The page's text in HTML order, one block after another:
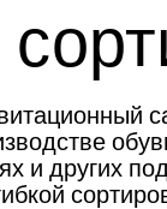
и других